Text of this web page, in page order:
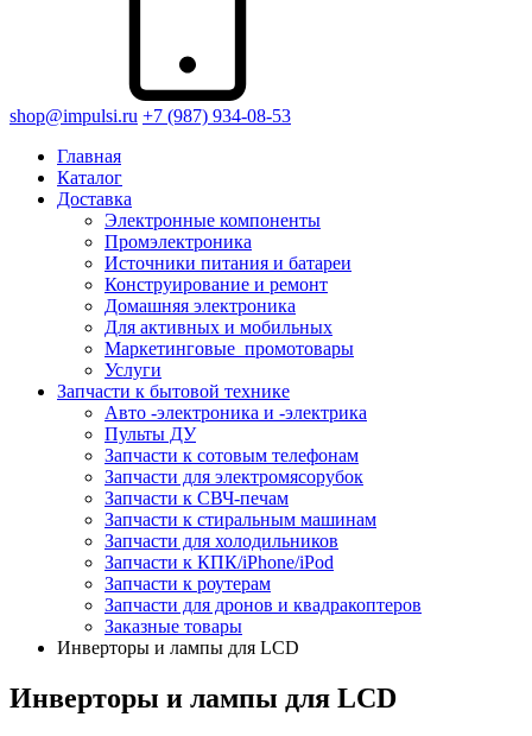
shop@impulsi.ru +7 (987) 934-08-53
Главная
Каталог
Доставка
Электронные компоненты
Промэлектроника
Источники питания и батареи
Конструирование и ремонт
Домашняя электроника
Для активных и мобильных
Маркетинговые_промотовары
Услуги
Запчасти к бытовой технике
Авто -электроника и -электрика
Пульты ДУ
Запчасти к сотовым телефонам
Запчасти для электромясорубок
Запчасти к СВЧ-печам
Запчасти к стиральным машинам
Запчасти для холодильников
Запчасти к КПК/iPhone/iPod
Запчасти к роутерам
Запчасти для дронов и квадракоптеров
Заказные товары
Инверторы и лампы для LCD
Инверторы и лампы для LCD